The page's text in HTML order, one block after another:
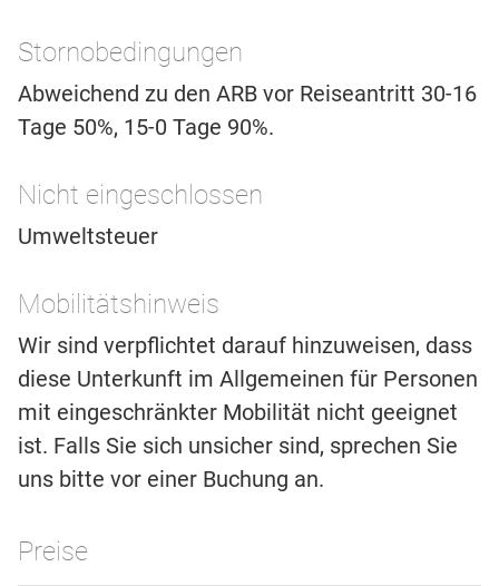
Stornobedingungen
Abweichend zu den ARB vor Reiseantritt 30-16
Tage 50%, 15-0 Tage 90%.
Nicht eingeschlossen
Umweltsteuer
Mobilitätshinweis
Wir sind verpflichtet darauf hinzuweisen, dass
diese Unterkunft im Allgemeinen für Personen
mit eingeschränkter Mobilität nicht geeignet
ist. Falls Sie sich unsicher sind, sprechen Sie
uns bitte vor einer Buchung an.
Preise